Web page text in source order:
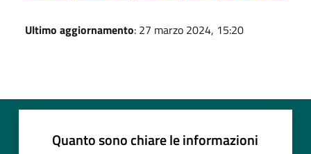
Ultimo aggiornamento: 27 marzo 2024, 15:20
Quanto sono chiare le informazioni